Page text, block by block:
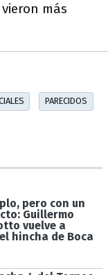
más
PARECIDOS
pero con un
Guillermo
vuelve a
hincha de Boca